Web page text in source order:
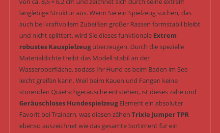
langlebige Struktur aus. Wenn Sie ein Spielzeug suchen, das
auch bei kraftvollem Zubeißen großer Rassen formstabil bleibt
und nicht splittert, wird Sie dieses funktionale Extrem
robustes Kauspielzeugüberzeugen. Durch die spezielle
Materialdichte treibt das Modell stabil an der
Wasseroberfläche, sodass Ihr Hund es beim Baden im See
leicht greifen kann. Weil beim Kauen und Fangen keine
störenden Quietschgeräusche entstehen, ist dieses zähe und
Geräuschloses HundespielzeugElement ein absoluter
Favorit bei Trainern, was diesen zähen Trixie Jumper TPR
ebenso auszeichnet wie das gesamte Sortiment für ein